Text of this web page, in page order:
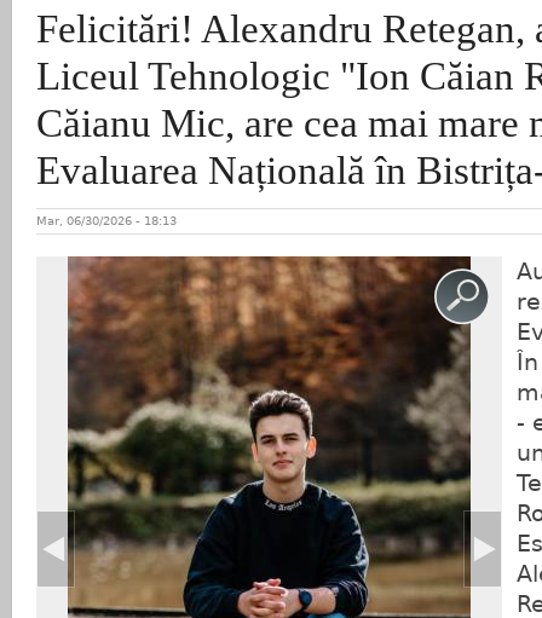
Felicitări! Alexandru Retegan,
Liceul Tehnologic "Ion Căian
Căianu Mic, are cea mai mare
Evaluarea Națională în
Mar, 06/30/2026 - 18:13
-